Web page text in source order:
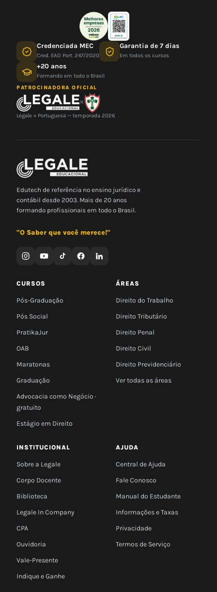
Credenciada MEC
Cred. EAD Port. 247/2020
Garantia de 7 dias
Em todos os cursos
+20 anos
Formando em todo o Brasil
PATROCINADORA OFICIAL
×
Legale × Portuguesa — temporada 2026
Edutech de referência no ensino jurídico e
contábil desde 2003. Mais de 20 anos
formando profissionais em todo o Brasil.
"O Saber que você merece!"
CURSOS
Pós-Graduação
Pós Social
PratikaJur
OAB
Maratonas
Graduação
Advocacia como Negócio ·
gratuito
Estágio em Direito
ÁREAS
Direito do Trabalho
Direito Tributário
Direito Penal
Direito Civil
Direito Previdenciário
Ver todas as áreas
INSTITUCIONAL
Sobre a Legale
Corpo Docente
Biblioteca
Legale In Company
CPA
Ouvidoria
Vale-Presente
Indique e Ganhe
AJUDA
Central de Ajuda
Fale Conosco
Manual do Estudante
Informações e Taxas
Privacidade
Termos de Serviço